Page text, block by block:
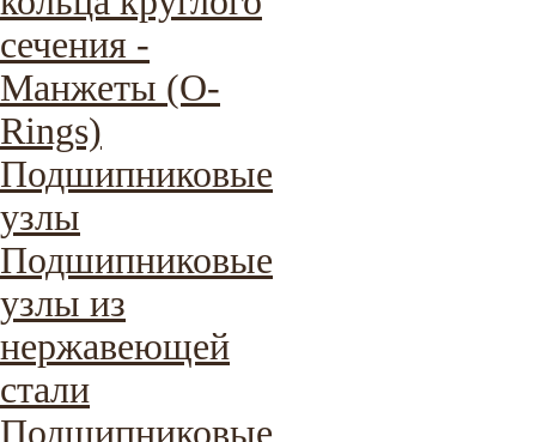
сечения -
Манжеты (O-
Rings)
Подшипниковые
узлы
Подшипниковые
узлы из
нержавеющей
стали
Подшипниковые